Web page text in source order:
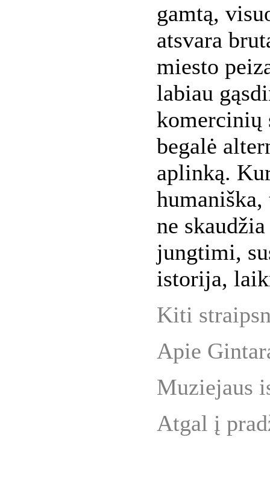
gamtą,
atsvara
miesto
labiau
komercinių
begalė
aplinką.
ne
jungtimi,
istorija,
Kiti
Apie
Muziejaus
Atgal į